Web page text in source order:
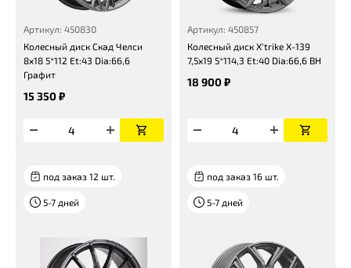
Артикул: 450830
Колесный диск Скад Челси
8x18 5*112 Et:43 Dia:66,6
Графит
15 350 ₽
Артикул: 450857
Колесный диск X'trike X-139
7,5x19 5*114,3 Et:40 Dia:66,6 BH
18 900 ₽
под заказ 12 шт.
5-7 дней
под заказ 16 шт.
5-7 дней